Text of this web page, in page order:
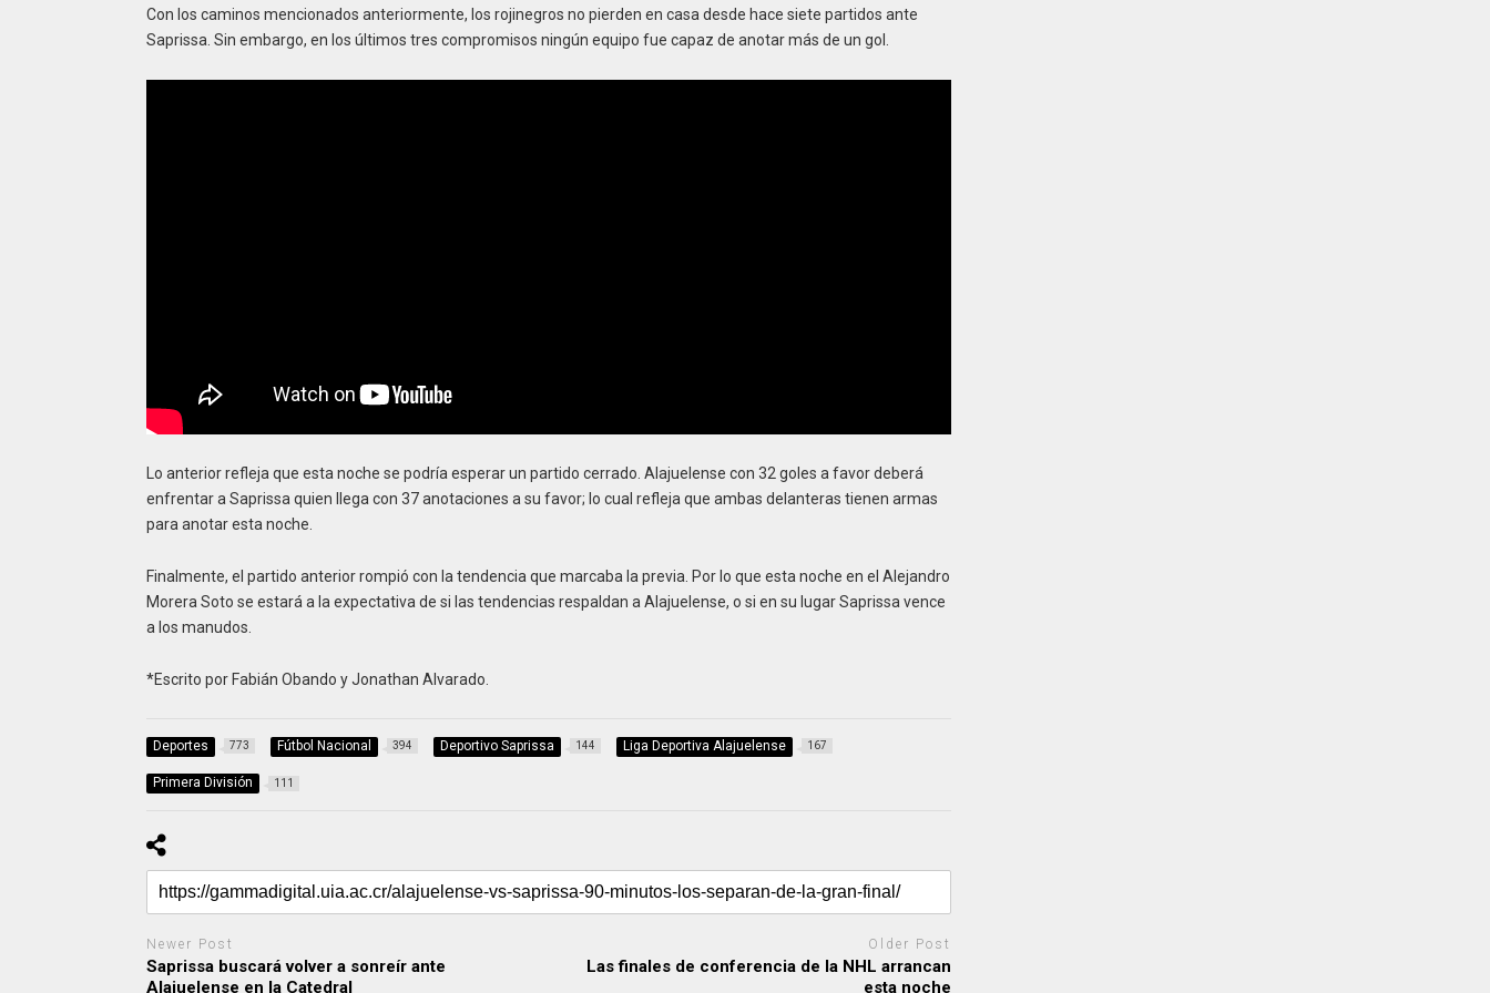
Con los caminos mencionados anteriormente, los rojinegros no pierden en casa desde hace siete partidos ante
Saprissa. Sin embargo, en los últimos tres compromisos ningún equipo fue capaz de anotar más de un gol.
Lo anterior refleja que esta noche se podría esperar un partido cerrado. Alajuelense con 32 goles a favor deberá
enfrentar a Saprissa quien llega con 37 anotaciones a su favor; lo cual refleja que ambas delanteras tienen armas
para anotar esta noche.
Finalmente, el partido anterior rompió con la tendencia que marcaba la previa. Por lo que esta noche en el Alejandro
Morera Soto se estará a la expectativa de si las tendencias respaldan a Alajuelense, o si en su lugar Saprissa vence
a los manudos.
*Escrito por Fabián Obando y Jonathan Alvarado.
Deportes 773 Fútbol Nacional 394 Deportivo Saprissa 144 Liga Deportiva Alajuelense 167
Primera División 111
Newer Post
Saprissa buscará volver a sonreír ante
Alajuelense en la Catedral
Older Post
Las finales de conferencia de la NHL arrancan
esta noche